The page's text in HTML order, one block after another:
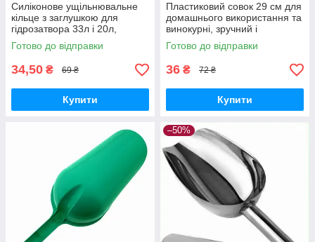
Силіконове ущільнювальне
кільце з заглушкою для
гідрозатвора 33л і 20л,
підходить для харчових
ємностей
Готово до відправки
34,50 ₴ 69 ₴
Купити
Пластиковий совок 29 см для
домашнього використання та
винокурні, зручний і
практичний, виробник
Україна
Готово до відправки
36 ₴ 72 ₴
Купити
–50%